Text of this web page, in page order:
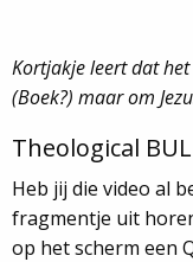
Kortjakje leert dat
(Boek?) maar om
Theological
Heb jij die video al
fragmentje uit
op het scherm een